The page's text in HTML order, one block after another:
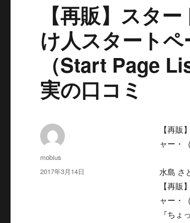
【再販】スタ
け人スタート
（Start Page
実の口コミ
【再
ャー・
水島 さ
【再
ャー・
『ちょ
投
稿
mobius
投
2017年3月14日